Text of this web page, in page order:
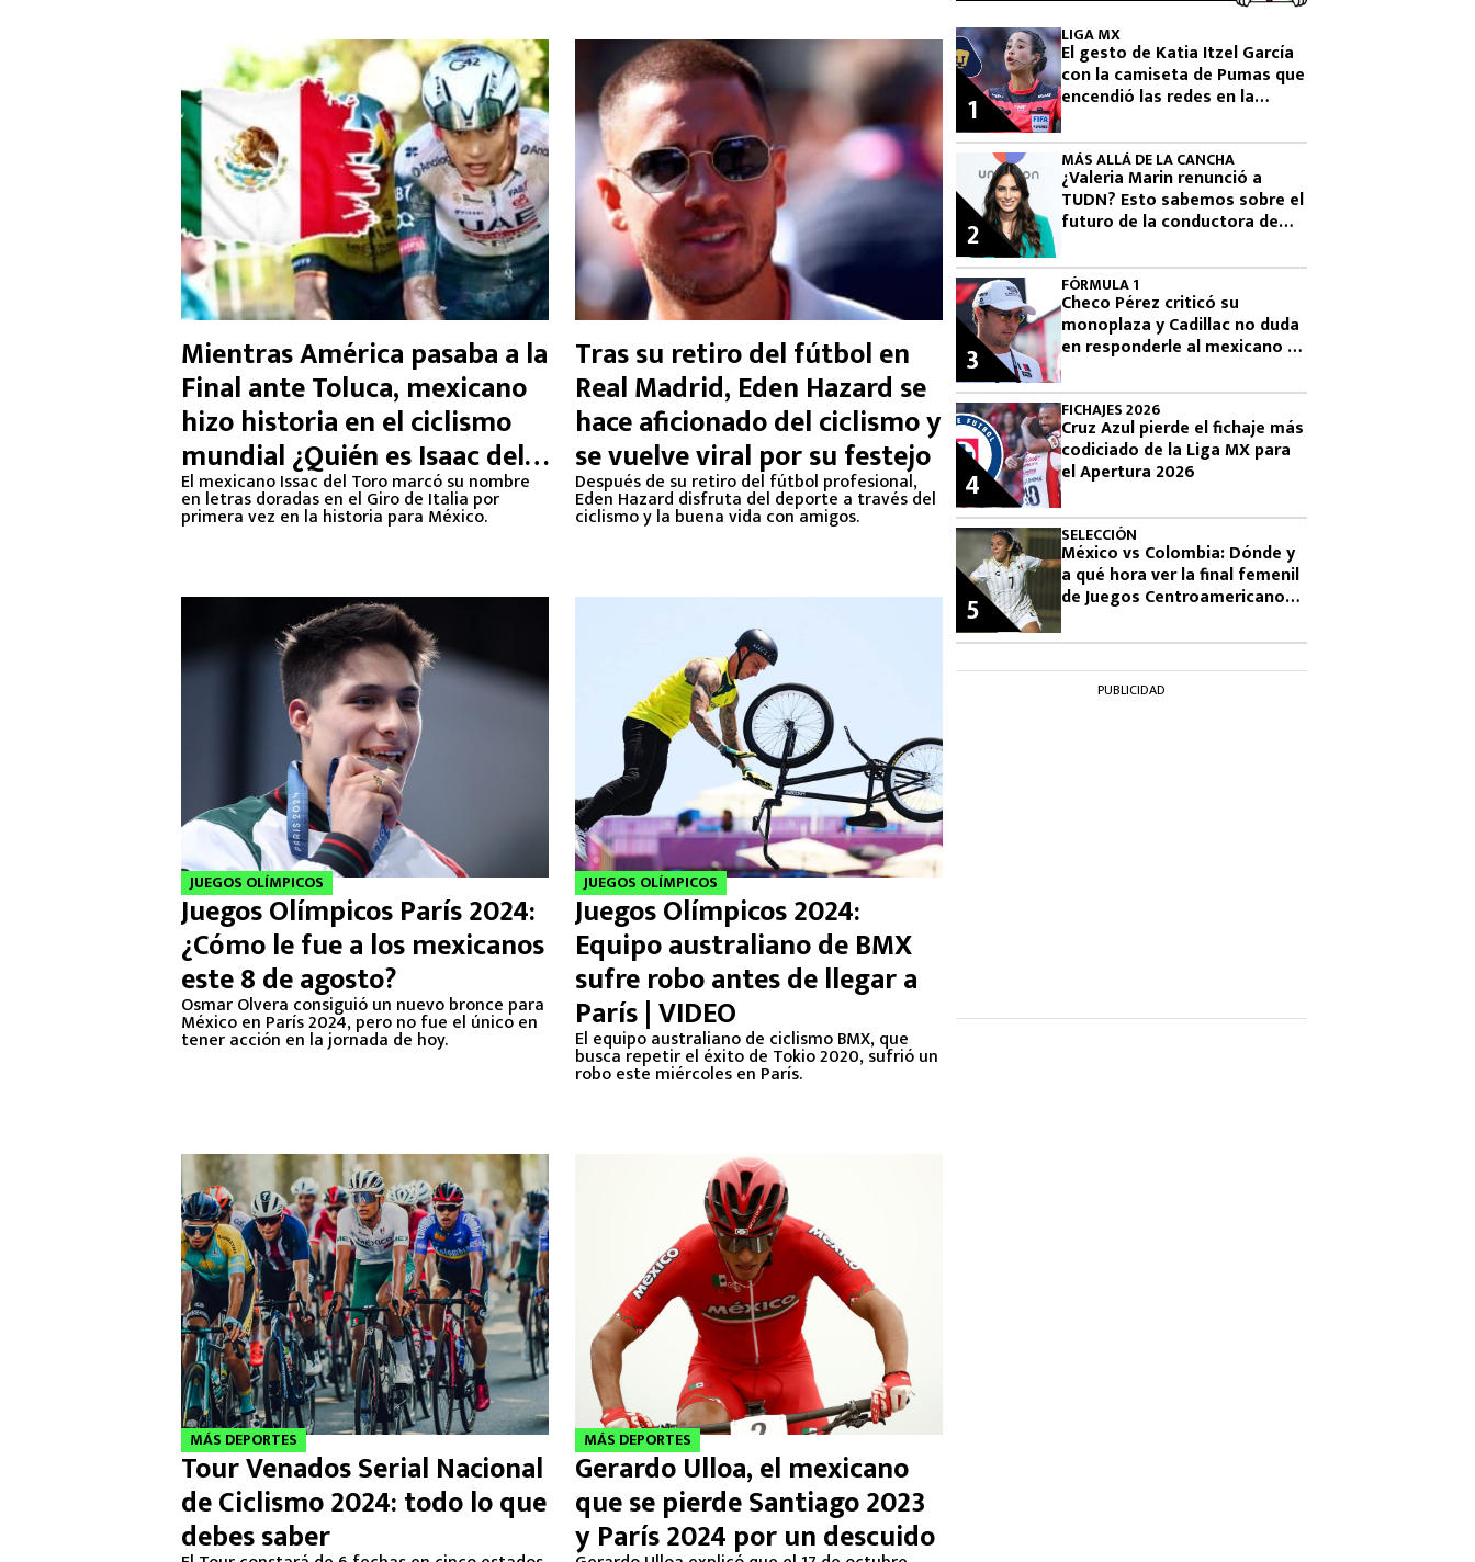
Mientras América pasaba a la
Final ante Toluca, mexicano
hizo historia en el ciclismo
mundial ¿Quién es Isaac del
Toro y que logró?
El mexicano Issac del Toro marcó su nombre
en letras doradas en el Giro de Italia por
primera vez en la historia para México.
Tras su retiro del fútbol en
Real Madrid, Eden Hazard se
hace aficionado del ciclismo y
se vuelve viral por su festejo
Después de su retiro del fútbol profesional,
Eden Hazard disfruta del deporte a través del
ciclismo y la buena vida con amigos.
JUEGOS OLÍMPICOS
Juegos Olímpicos París 2024:
¿Cómo le fue a los mexicanos
este 8 de agosto?
Osmar Olvera consiguió un nuevo bronce para
México en París 2024, pero no fue el único en
tener acción en la jornada de hoy.
JUEGOS OLÍMPICOS
Juegos Olímpicos 2024:
Equipo australiano de BMX
sufre robo antes de llegar a
París | VIDEO
El equipo australiano de ciclismo BMX, que
busca repetir el éxito de Tokio 2020, sufrió un
robo este miércoles en París.
MÁS DEPORTES
Tour Venados Serial Nacional
de Ciclismo 2024: todo lo que
debes saber
MÁS DEPORTES
Gerardo Ulloa, el mexicano
que se pierde Santiago 2023
y París 2024 por un descuido
LIGA MX
El gesto de Katia Itzel García
con la camiseta de Pumas que
encendió las redes en la
1
MÁS ALLÁ DE LA CANCHA
¿Valeria Marin renunció a
TUDN? Esto sabemos sobre el
futuro de la conductora de
2
FÓRMULA 1
Checo Pérez criticó su
monoplaza y Cadillac no duda
en responderle al mexicano en
3
FICHAJES 2026
Cruz Azul pierde el fichaje más
codiciado de la Liga MX para
el Apertura 2026
4
SELECCIÓN
México vs Colombia: Dónde y
a qué hora ver la final femenil
de Juegos Centroamericanos
5
PUBLICIDAD